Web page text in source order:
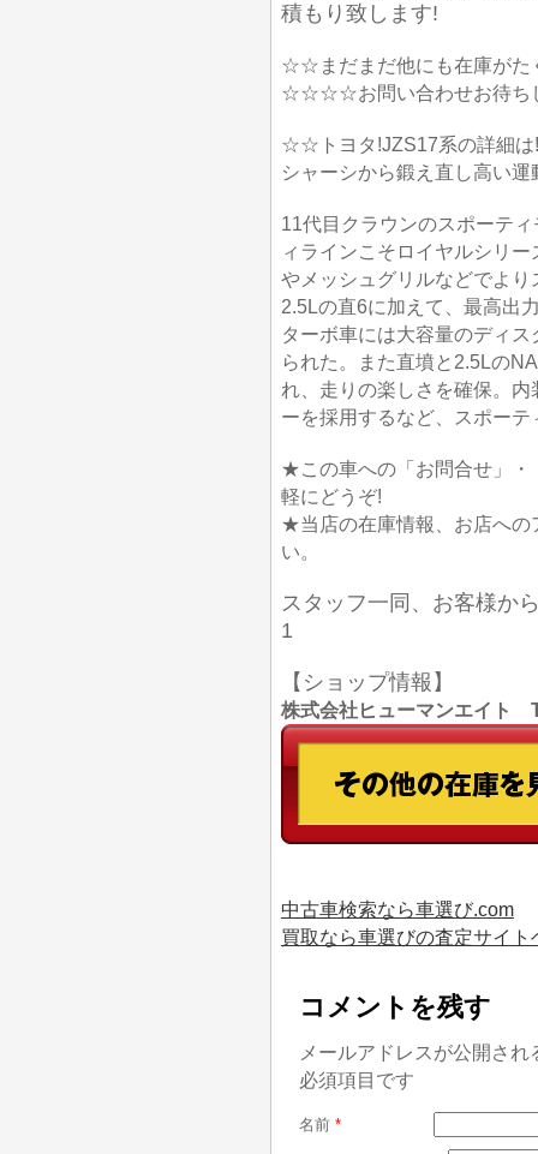
積もり致します!
☆☆まだまだ他にも在庫が
☆☆☆☆お問い合わせお待
☆☆トヨタ!JZS17系の詳細
シャーシから鍛え直し高い運
11代目クラウンのスポーテ
ィラインこそロイヤルシリ
やメッシュグリルなどでよ
2.5Lの直6に加えて、最高出
ターボ車には大容量のディ
られた。また直墳と2.5Lの
れ、走りの楽しさを確保。
ーを採用するなど、スポー
★この車への「お問合せ」・
軽にどうぞ!
★当店の在庫情報、お店への
い。
スタッフ一同、お客様か
1
【ショップ情報】
株式会社ヒューマンエイト
中古車検索なら車選び.com
買取なら車選びの査定サイト
コメントを残す
メールアドレスが公開さ
必須項目です
名前 *